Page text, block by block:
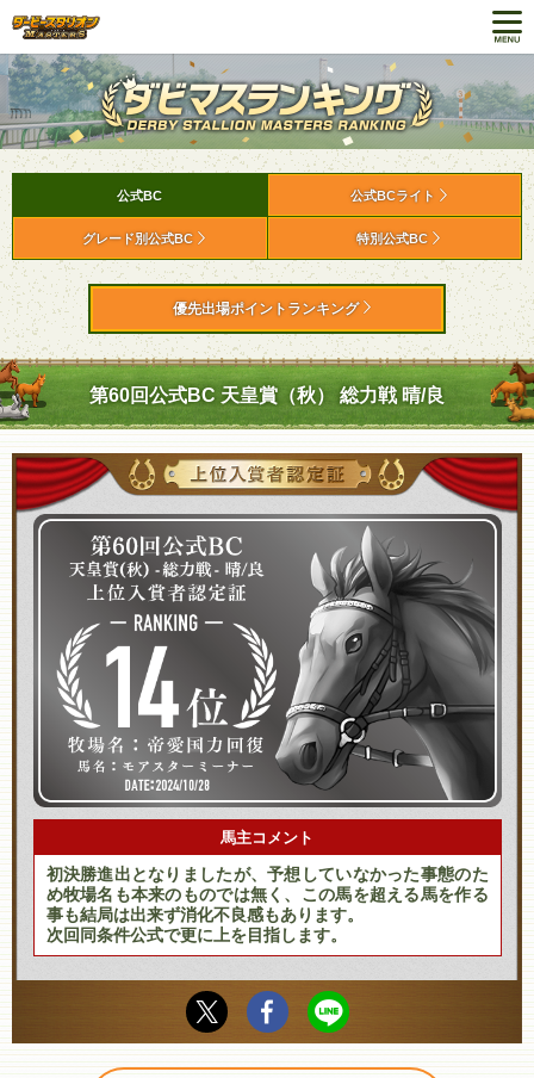
公式BC 公式BCライト
グレード別公式BC 特別公式BC
優先出場ポイントランキング
第60回公式BC 天皇賞（秋） 総力戦 晴/良
馬主コメント
初決勝進出となりましたが、予想していなかった事態のた
め牧場名も本来のものでは無く、この馬を超える馬を作る
事も結局は出来ず消化不良感もあります。
次回同条件公式で更に上を目指します。